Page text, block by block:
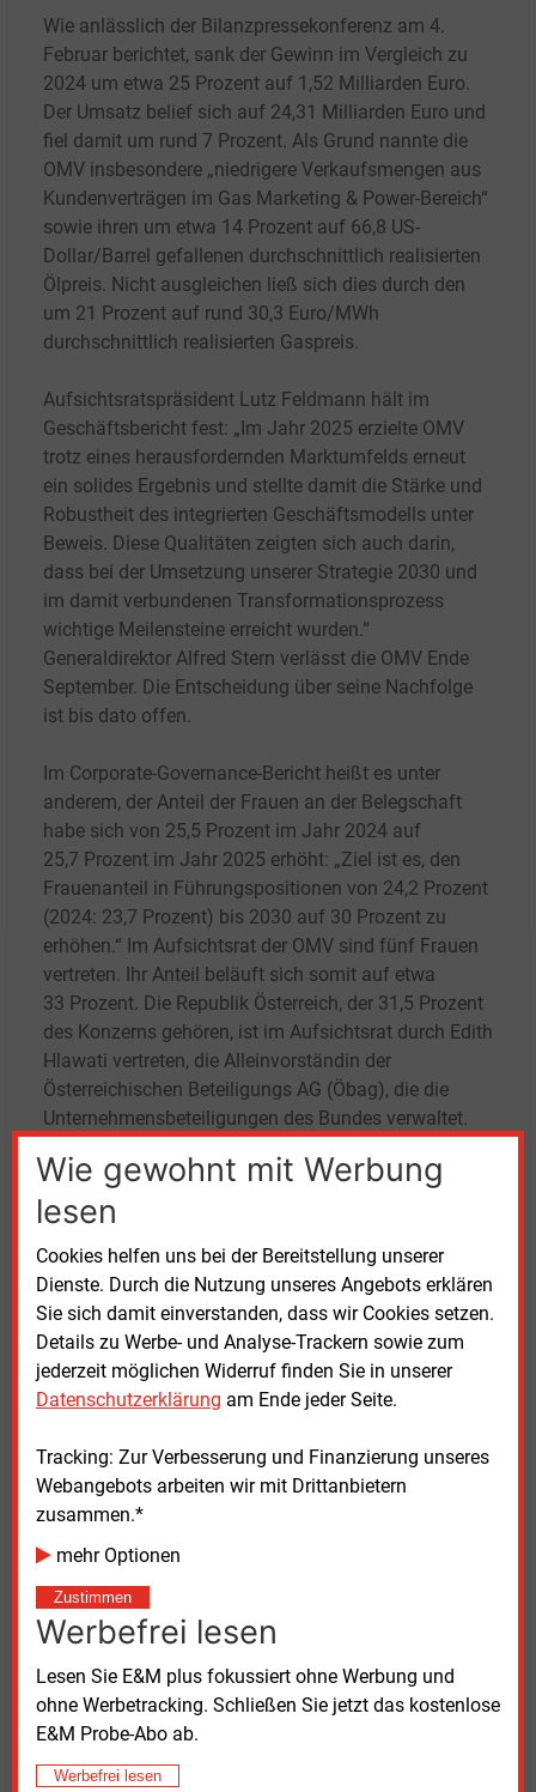
Wie gewohnt mit Werbung
lesen
Cookies helfen uns bei der Bereitstellung unserer
Dienste. Durch die Nutzung unseres Angebots erklären
Sie sich damit einverstanden, dass wir Cookies setzen.
Details zu Werbe- und Analyse-Trackern sowie zum
jederzeit möglichen Widerruf finden Sie in unserer
Datenschutzerklärung am Ende jeder Seite.
Tracking: Zur Verbesserung und Finanzierung unseres
Webangebots arbeiten wir mit Drittanbietern
zusammen.*
mehr Optionen
Zustimmen
Werbefrei lesen
Lesen Sie E&M plus fokussiert ohne Werbung und
ohne Werbetracking. Schließen Sie jetzt das kostenlose
E&M Probe-Abo ab.
Werbefrei lesen
Wie anlässlich der Bilanzpressekonferenz am 4.
Februar berichtet, sank der Gewinn im Vergleich zu
2024 um etwa 25 Prozent auf 1,52 Milliarden Euro.
Der Umsatz belief sich auf 24,31 Milliarden Euro und
fiel damit um rund 7 Prozent. Als Grund nannte die
OMV insbesondere „niedrigere Verkaufsmengen aus
Kundenverträgen im Gas Marketing & Power-Bereich“
sowie ihren um etwa 14 Prozent auf 66,8 US-
Dollar/Barrel gefallenen durchschnittlich realisierten
Ölpreis. Nicht ausgleichen ließ sich dies durch den
um 21 Prozent auf rund 30,3 Euro/MWh
durchschnittlich realisierten Gaspreis.
Aufsichtsratspräsident Lutz Feldmann hält im
Geschäftsbericht fest: „Im Jahr 2025 erzielte OMV
trotz eines herausfordernden Marktumfelds erneut
ein solides Ergebnis und stellte damit die Stärke und
Robustheit des integrierten Geschäftsmodells unter
Beweis. Diese Qualitäten zeigten sich auch darin,
dass bei der Umsetzung unserer Strategie 2030 und
im damit verbundenen Transformationsprozess
wichtige Meilensteine erreicht wurden.“
Generaldirektor Alfred Stern verlässt die OMV Ende
September. Die Entscheidung über seine Nachfolge
ist bis dato offen.
Im Corporate-Governance-Bericht heißt es unter
anderem, der Anteil der Frauen an der Belegschaft
habe sich von 25,5 Prozent im Jahr 2024 auf
25,7 Prozent im Jahr 2025 erhöht: „Ziel ist es, den
Frauenanteil in Führungspositionen von 24,2 Prozent
(2024: 23,7 Prozent) bis 2030 auf 30 Prozent zu
erhöhen.“ Im Aufsichtsrat der OMV sind fünf Frauen
vertreten. Ihr Anteil beläuft sich somit auf etwa
33 Prozent. Die Republik Österreich, der 31,5 Prozent
des Konzerns gehören, ist im Aufsichtsrat durch Edith
Hlawati vertreten, die Alleinvorständin der
Österreichischen Beteiligungs AG (Öbag), die die
Unternehmensbeteiligungen des Bundes verwaltet.
Feuer in Borouge-Fabrik
Wie berichtet, finalisierten die OMV und die XRG, eine
Investmentgesellschaft aus Abu Dhabi, am 31. März
die Gründung des Polyolefinkonzerns Borouge Group
International (BGI). In die BGI eingebracht werden der
österreichische Kunststoffkonzern Borealis, der US-
amerikanische Chemiekonzern Nova Chemicals und
Company (Adnoc). Der Adnoc gehört die XRG. Ferner
ist sie mit 24,9 Prozent an der OMV beteiligt. Am 5.
März meldete die Borouge, ein
Gemeinschaftsunternehmen der OMV und der Adnoc,
in ihrer petrochemischen Fabrik Ruwais in Abu Dhabi
hätten Trümmer von Raketen nach der Abwehr eines
iranischen Angriffs drei Brände verursacht und einen
Produktionsstillstand erzwungen. Das Unternehmen
hat nach eigenen Angaben ausreichende Vorräte, um
kurzfristige Ausfälle zu kompensieren.
Das Ergebnis des ersten Quartals 2026 veröffentlicht